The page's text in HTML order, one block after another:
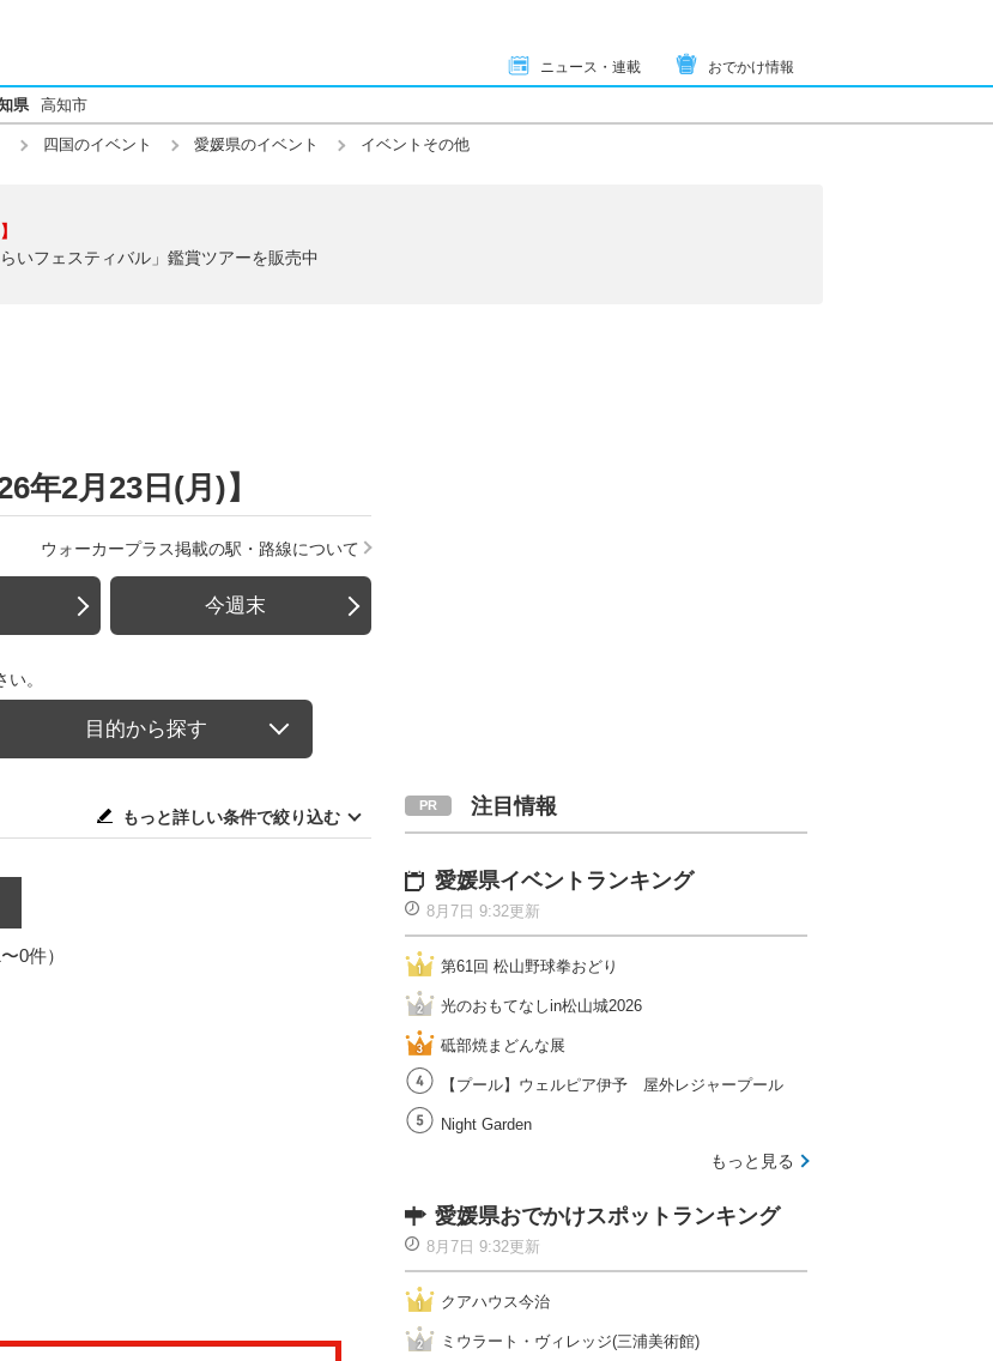
ニュース・連載 おでかけ情報
県 高知市
四国のイベント 愛媛県のイベント イベントその他
いフェスティバル」鑑賞ツアーを販売中
年2月23日(月)】
ウォーカープラス掲載の駅・路線について
今週末
。
目的から探す
もっと詳しい条件で絞り込む
0件）
注目情報
愛媛県イベントランキング
8月7日 9:32更新
第61回 松山野球拳おどり
光のおもてなしin松山城2026
砥部焼まどんな展
【プール】ウェルピア伊予 屋外レジャープール
Night Garden
もっと見る
愛媛県おでかけスポットランキング
8月7日 9:32更新
クアハウス今治
ミウラート・ヴィレッジ(三浦美術館)